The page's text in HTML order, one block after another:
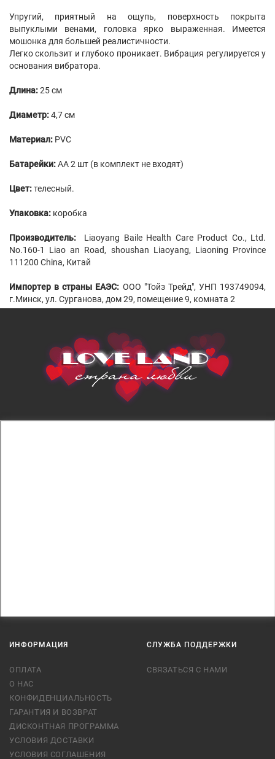
Упругий, приятный на ощупь, поверхность покрыта
выпуклыми венами, головка ярко выраженная. Имеется
мошонка для большей реалистичности.
Легко скользит и глубоко проникает. Вибрация регулируется у
основания вибратора.
Длина:25 см
Диаметр:4,7 см
Материал: PVC
Батарейки:АА 2 шт (в комплект не входят)
Цвет:телесный.
Упаковка: коробка
Производитель: Liaoyang Baile Health Care Product Co., Ltd.
No.160-1 Liao an Road, shoushan Liaoyang, Liaoning Province
111200 China, Китай
Импортер в страны ЕАЭС: ООО "Тойз Трейд", УНП 193749094,
г.Минск, ул. Сурганова, дом 29, помещение 9, комната 2
ИНФОРМАЦИЯ
ОПЛАТА
О НАС
КОНФИДЕНЦИАЛЬНОСТЬ
ГАРАНТИЯ И ВОЗВРАТ
ДИСКОНТНАЯ ПРОГРАММА
УСЛОВИЯ ДОСТАВКИ
УСЛОВИЯ СОГЛАШЕНИЯ
СЛУЖБА ПОДДЕРЖКИ
СВЯЗАТЬСЯ С НАМИ